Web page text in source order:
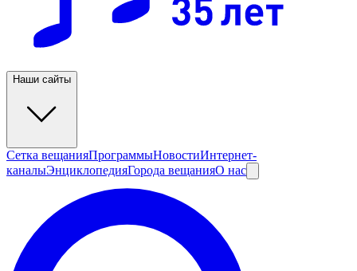
Наши сайты
Сетка вещанияПрограммыНовостиИнтернет-
каналыЭнциклопедияГорода вещанияО нас